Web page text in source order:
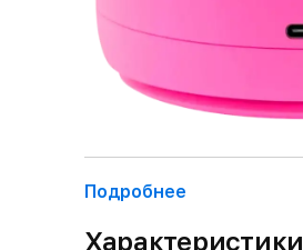
Подробнее
Характеристики